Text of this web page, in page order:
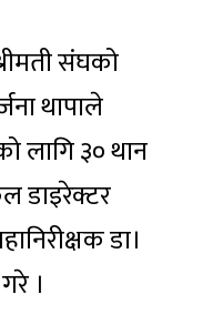
संघको
थापाले
लागि ३० थान
डाइरेक्टर
डा।
।